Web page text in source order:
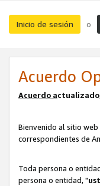
Inicio de sesión o
Acuerdo
Acuerdo actualizado
Bienvenido al sitio
correspondientes de
Toda persona o
persona o entidad, "